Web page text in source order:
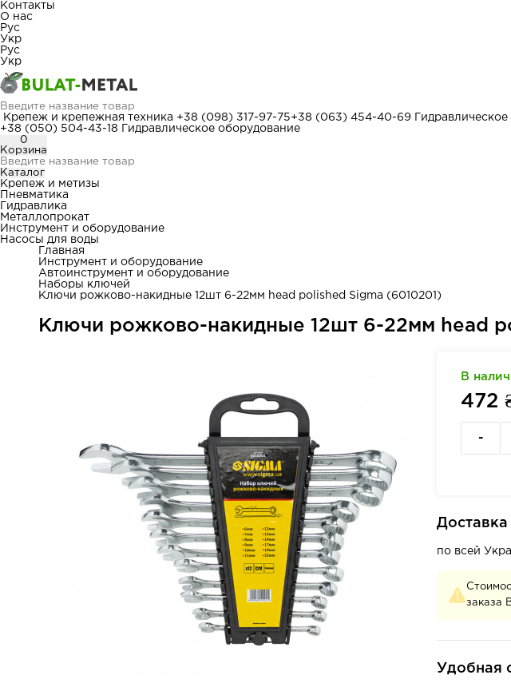
Контакты
О нас
Рус
Укр
Рус
Укр
Крепеж и крепежная техника +38 (098) 317-97-75+38 (063) 454-40-69
+38 (050) 504-43-18
Гидравлическое оборудование
0
Корзина
Каталог
Крепеж и метизы
Пневматика
Гидравлика
Металлопрокат
Инструмент и оборудование
Насосы для воды
Главная
Инструмент и оборудование
Автоинструмент и оборудование
Наборы ключей
Ключи рожково-накидные 12шт 6-22мм head polished Sigma (6010201)
Ключи рожково-накидные 12шт 6-22мм head
В
472
-
Доставка
по всей
заказа
Удобная